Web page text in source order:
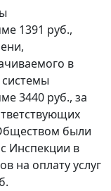
1391 руб.,
в
3440 руб., за
были
Инспекции в
на оплату услуг